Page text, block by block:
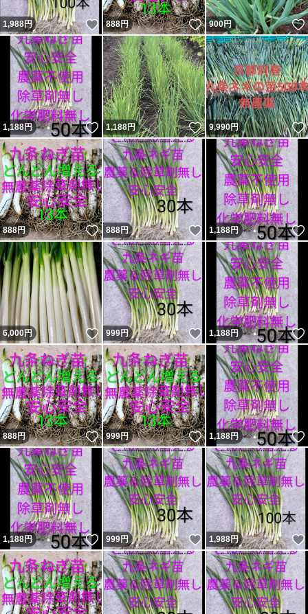
1,988円 いいね！
888円 いいね！
900円
1,188円 いいね！
1,188円 いいね！
9,990円
888円 いいね！
888円 いいね！
1,188円
6,000円 いいね！
999円 いいね！
1,188円
888円 いいね！
999円 いいね！
1,188円
1,188円 いいね！
999円 いいね！
1,988円